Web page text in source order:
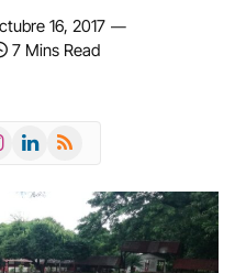
16, 2017
7 Mins Read
LinkedIn
RSS